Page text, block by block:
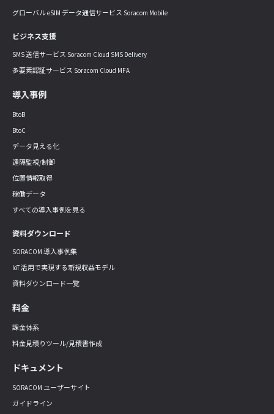
グローバル eSIM データ通信サービス Soracom Mobile
ビジネス支援
SMS 送信サービス Soracom Cloud SMS Delivery
多要素認証サービス Soracom Cloud MFA
導入事例
BtoB
BtoC
データ見える化
遠隔監視/制御
位置情報取得
稼働データ
すべての導入事例を見る
資料ダウンロード
SORACOM 導入事例集
IoT 活用で実現する新規収益モデル
資料ダウンロード一覧
料金
課金体系
料金見積りツール/見積書作成
ドキュメント
SORACOM ユーザーサイト
ガイドライン